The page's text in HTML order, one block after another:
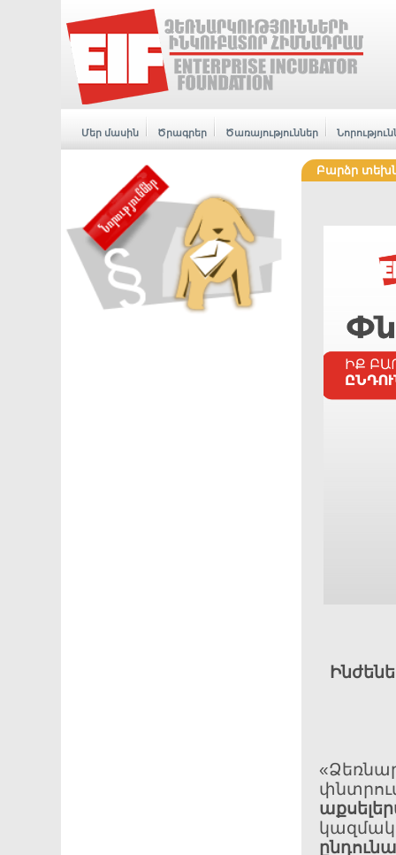
Մեր մասին Ծրագրեր Ծառայություններ
Բարձր